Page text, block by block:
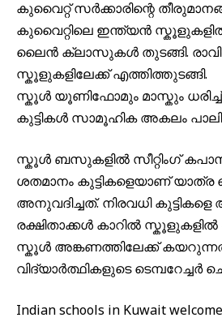
കുവൈറ്റ് സർക്കാരിന്റെ
കുവൈറ്റിലെ ഇന്ത്യൻ
ലൈൻ ക്ലാസുകൾ തുടങ്ങി.
സ്കൂളുകളിലേക്ക് എത്തിത്തുടങ്ങി.
സ്കൂൾ യൂണിഫോമും മാസ്കും
കുട്ടികൾ സാമൂഹിക അകലം
സ്കൂൾ ബസുകളിൽ സീറ്റിംഗ്
ശതമാനം കുട്ടികളെയാണ്
അനുവദിച്ചത്. നിരവധി
രക്ഷിതാക്കൾ കാറിൽ സ്കൂളുകളിൽ
സ്കൂൾ അങ്കണത്തിലേക്ക്
വിദ്യാർത്ഥികളുടെ ടെമ്പറേച്ചർ
Indian schools in Kuwait